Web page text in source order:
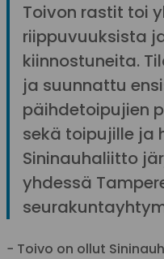
Toivon rastit toi
riippuvuuksista
kiinnostuneita.
ja suunnattu
päihdetoipujien
sekä toipujille ja
Sininauhaliitto
yhdessä
− Toivo on ollut